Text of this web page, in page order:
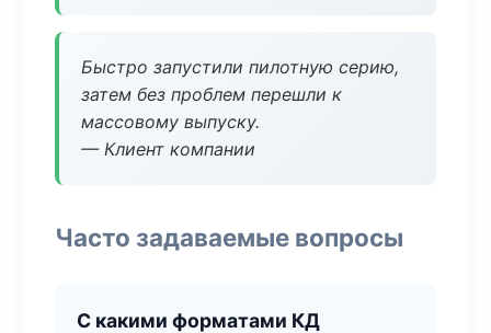
Быстро запустили пилотную серию,
затем без проблем перешли к
массовому выпуску.
— Клиент компании
Часто задаваемые вопросы
С какими форматами КД